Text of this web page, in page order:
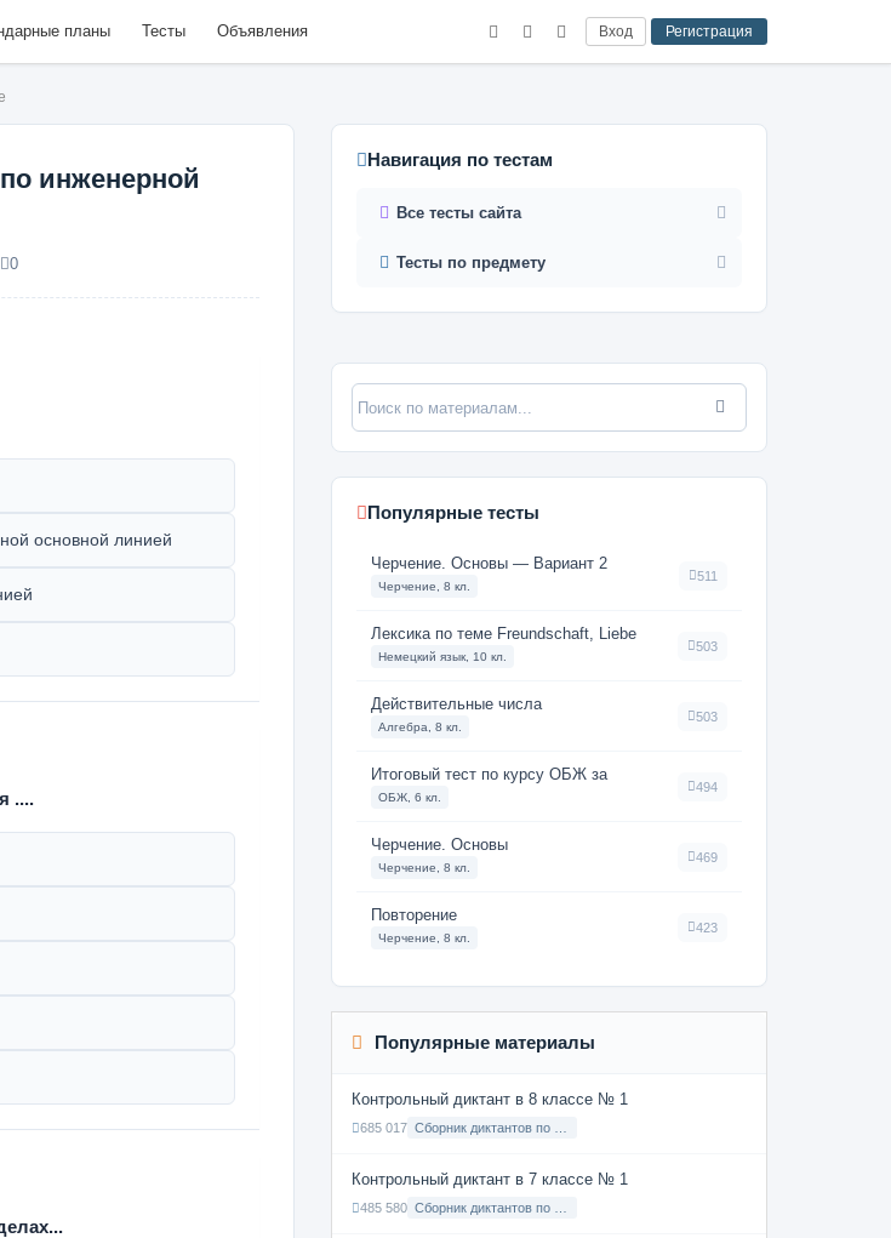
планы Тесты Объявления Вход Регистрация
инженерной
0
основной линией
....
Навигация по тестам
Все тесты сайта
Тесты по предмету
Популярные тесты
Черчение. Основы — Вариант 2
Черчение, 8 кл.
511
Лексика по теме Freundschaft, Liebe
Немецкий язык, 10 кл.
503
Действительные числа
Алгебра, 8 кл.
503
Итоговый тест по курсу ОБЖ за
ОБЖ, 6 кл.
494
Черчение. Основы
Черчение, 8 кл.
469
Повторение
Черчение, 8 кл.
423
Популярные материалы
Контрольный диктант в 8 классе № 1
685 017
Контрольный диктант в 7 классе № 1
485 580